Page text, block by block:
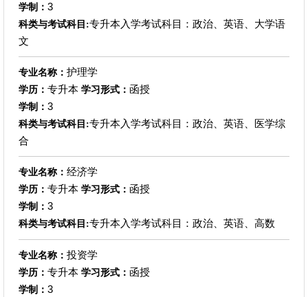
学制： 3
科类与考试科目:专升本入学考试科目：政治、英语、大学语
文
专业名称： 护理学
学历： 专升本 学习形式： 函授
学制： 3
科类与考试科目:专升本入学考试科目：政治、英语、医学综
合
专业名称： 经济学
学历： 专升本 学习形式： 函授
学制： 3
科类与考试科目:专升本入学考试科目：政治、英语、高数
专业名称： 投资学
学历： 专升本 学习形式： 函授
学制： 3